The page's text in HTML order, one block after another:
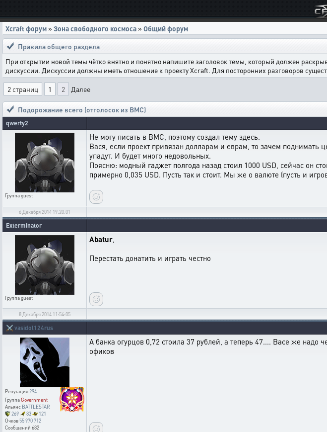
Xcraft форум » Зона свободного космоса » Общий форум
Правила общего раздела
При открытии новой темы чётко внятно и понятно напишите заголовок темы, который должен
дискуссии. Дискуссии должны иметь отношение к проекту Xcraft. Для посторонних разговоров
2 страниц 1 2 Далее
Подорожание всего (отголосок из ВМС)
qwerty2
Группаguest
Не могу писать в ВМС, поэтому создал тему здесь.
Вася, если проект привязан долларам и еврам, то зачем поднимать
упадут. И будет много недовольных.
Поясню: модный гаджет полгода назад стоил 1000 USD, сейчас он
примерно 0,035 USD. Пусть так и стоит. Мы же о валюте (пусть и
6 Декабря 2014 19:20:01
Exterminator
Группаguest
Abatur,
Перестать донатить и играть честно
8 Декабря 2014 11:54:05
⚔️ vasidol124rus
Репутация294
ГруппаGovernment
Альянс BATTLESTAR
269
83
121
Очков 55 970 712
Сообщений 682
А банка огурцов 0,72 стоила 37 рублей, а теперь 47.... Васе же надо
офиков